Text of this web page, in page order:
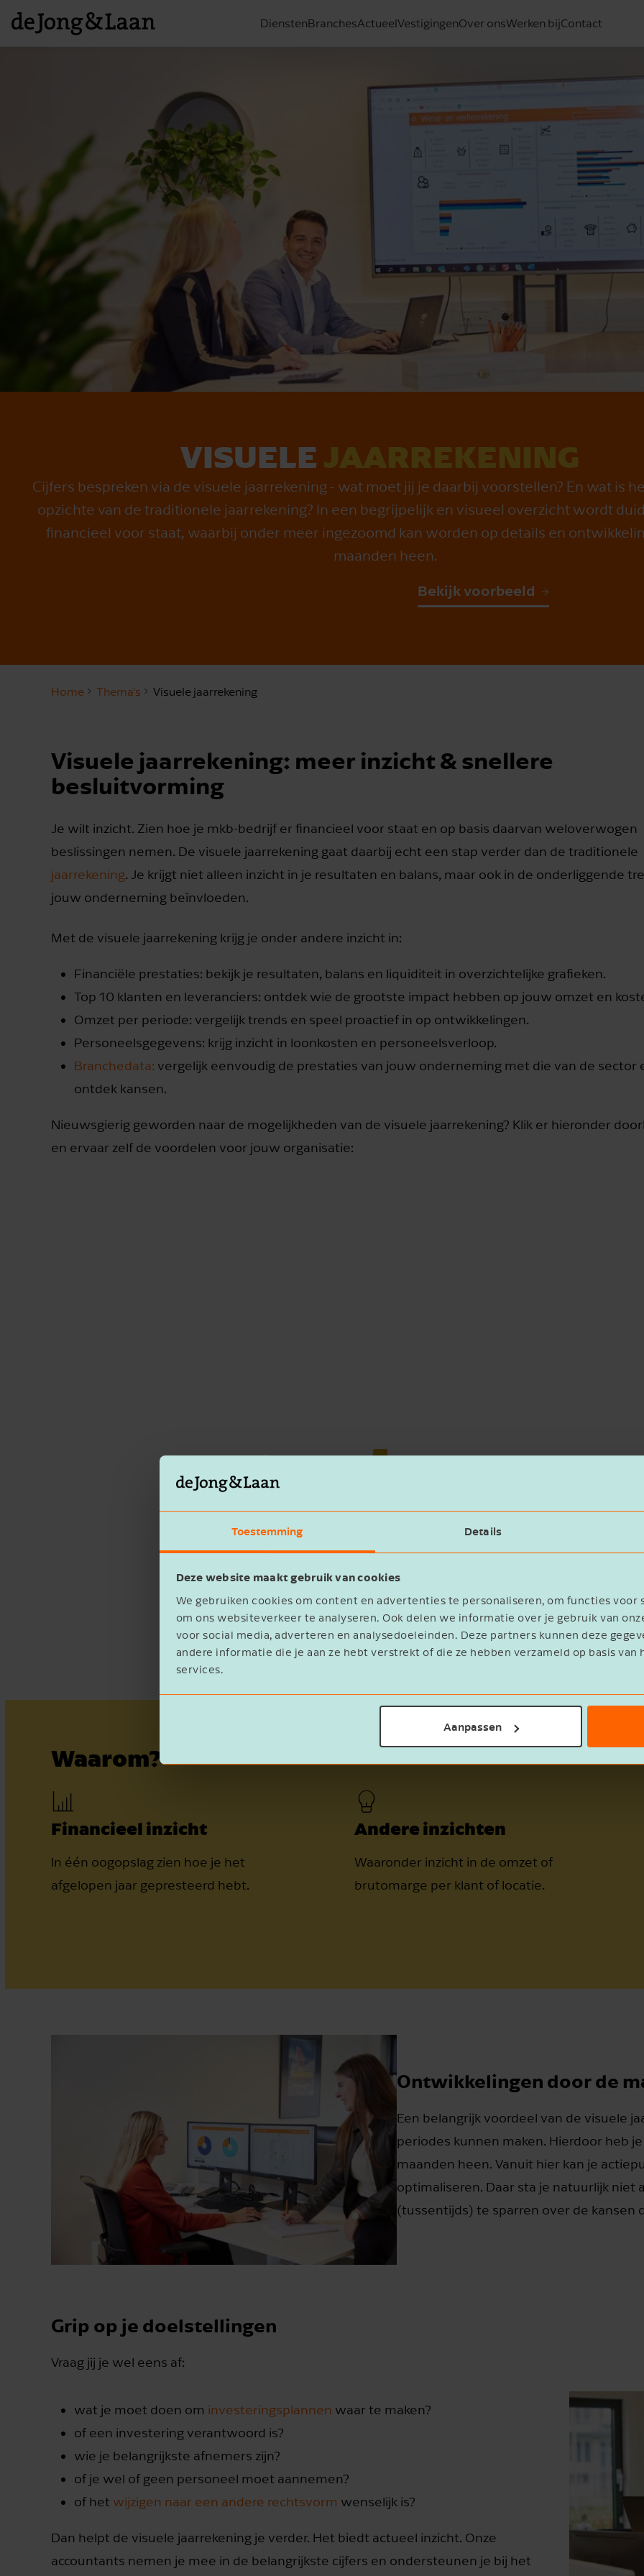
Toestemming Details
Deze website maakt gebruik van cookies
We gebruiken cookies om content en advertenties te personaliseren, om functies voor
om ons websiteverkeer te analyseren. Ook delen we informatie over je gebruik van
voor social media, adverteren en analysedoeleinden. Deze partners kunnen deze
andere informatie die je aan ze hebt verstrekt of die ze hebben verzameld op basis van
services.
Aanpassen
DienstenBranchesActueelVestigingenOver onsWerken bijContact
VISUELEJAARREKENING
Cijfers bespreken via de visuele jaarrekening - wat moet jij je daarbij voorstellen? En wat is
opzichte van de traditionele jaarrekening? In een begrijpelijk en visueel overzicht wordt
financieel voor staat, waarbij onder meer ingezoomd kan worden op details en
maanden heen.
Bekijk voorbeeld
Home Thema's Visuele jaarrekening
Visuele jaarrekening: meer inzicht & snellere
besluitvorming
Je wilt inzicht. Zien hoe je mkb-bedrijf er financieel voor staat en op basis daarvan weloverwogen
beslissingen nemen. De visuele jaarrekening gaat daarbij echt een stap verder dan de traditionele
jaarrekening. Je krijgt niet alleen inzicht in je resultaten en balans, maar ook in de onderliggende
jouw onderneming beïnvloeden.
Met de visuele jaarrekening krijg je onder andere inzicht in:
Financiële prestaties: bekijk je resultaten, balans en liquiditeit in overzichtelijke grafieken.
Top 10 klanten en leveranciers: ontdek wie de grootste impact hebben op jouw omzet en
Omzet per periode: vergelijk trends en speel proactief in op ontwikkelingen.
Personeelsgegevens: krijg inzicht in loonkosten en personeelsverloop.
Branchedata: vergelijk eenvoudig de prestaties van jouw onderneming met die van de sector
ontdek kansen.
Nieuwsgierig geworden naar de mogelijkheden van de visuele jaarrekening? Klik er hieronder
en ervaar zelf de voordelen voor jouw organisatie:
Waarom?
Financieel inzicht
In één oogopslag zien hoe je het
afgelopen jaar gepresteerd hebt.
Andere inzichten
Waaronder inzicht in de omzet of
brutomarge per klant of locatie.
Ontwikkelingen door de
Een belangrijk voordeel van de visuele
periodes kunnen maken. Hierdoor heb
maanden heen. Vanuit hier kan je
optimaliseren. Daar sta je natuurlijk niet
(tussentijds) te sparren over de kansen
Grip op je doelstellingen
Vraag jij je wel eens af:
wat je moet doen om investeringsplannen waar te maken?
of een investering verantwoord is?
wie je belangrijkste afnemers zijn?
of je wel of geen personeel moet aannemen?
of het wijzigen naar een andere rechtsvorm wenselijk is?
Dan helpt de visuele jaarrekening je verder. Het biedt actueel inzicht. Onze
accountants nemen je mee in de belangrijkste cijfers en ondersteunen je bij het
E-mailadres
Ik ontvang graag de maandelijkse
6 + 9 =